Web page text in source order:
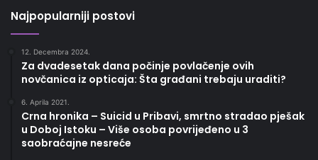
Najpopularniji postovi
12. Decembra 2024.
Za dvadesetak dana počinje povlačenje ovih
novčanica iz opticaja: Šta građani trebaju uraditi?
6. Aprila 2021.
Crna hronika – Suicid u Pribavi, smrtno stradao pješak
u Doboj Istoku – Više osoba povrijeđeno u 3
saobraćajne nesreće